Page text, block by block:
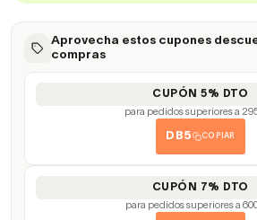
Aprovecha estos cupones
compras
CUPÓN 5% DTO
para pedidos superiores a
DB5 COPIAR
CUPÓN 7% DTO
para pedidos superiores a